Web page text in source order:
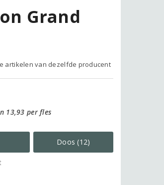
Grand
artikelen van dezelfde producent
13,93 per fles
Doos (12)